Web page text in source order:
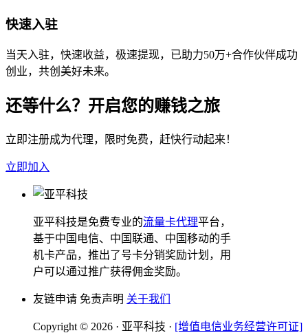
快速入驻
当天入驻，快速收益，极速提现，已助力50万+合作伙伴成功
创业，共创美好未来。
还等什么？开启您的赚钱之旅
立即注册成为代理，限时免费，赶快行动起来！
立即加入
亚平科技是免费专业的流量卡代理平台，
基于中国电信、中国联通、中国移动的手
机卡产品，推出了号卡分销奖励计划，用
户可以通过推广获得佣金奖励。
友链申请 免责声明 关于我们
Copyright © 2026 · 亚平科技 · [增值电信业务经营许可证]